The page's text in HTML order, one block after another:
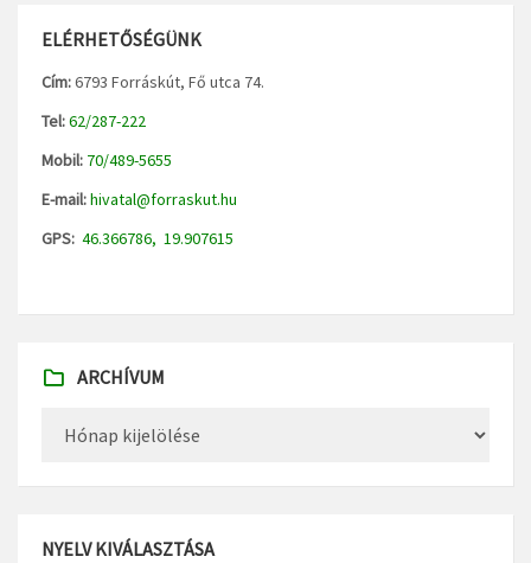
ELÉRHETŐSÉGÜNK
Cím:6793 Forráskút, Fő utca 74.
Tel:62/287-222
Mobil: 70/489-5655
E-mail:hivatal@forraskut.hu
GPS: 46.366786, 19.907615
ARCHÍVUM
NYELV KIVÁLASZTÁSA